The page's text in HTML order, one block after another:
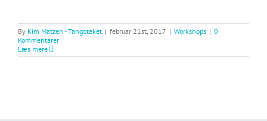
By Kim Matzen - Tangoteket | februar 21st, 2017 | Workshops | 0
Kommentarer
Læs mere